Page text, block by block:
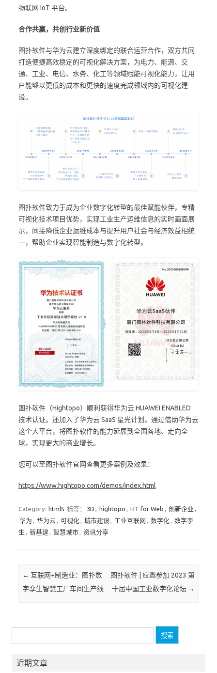
物联网 IoT 平台。
合作共赢，共创行业新价值
图扑软件与华为云建立深度绑定的联合运营合作，双方共同
打造便捷高效稳定的可视化解决方案，为电力、能源、交
通、工业、电信、水务、化工等领域赋能可视化能力，让用
户能够以更低的成本和更快的速度完成领域内的可视化建
设。
图扑软件致力于成为企业数字化转型的最佳赋能伙伴，专精
可视化技术项目优势，实现工业生产运维信息的实时画面展
示，间接降低企业运维成本与提升用户社会与经济效益相统
一，帮助企业实现智能制造与数字化转型。
图扑软件（Hightopo）顺利获得华为云 HUAWEI ENABLED
技术认证。还加入了华为云 SaaS 星光计划。通过借助华为云
这个大平台，将图扑软件的能力延展到全国各地、走向全
球，实现更大的商业增长。
您可以至图扑软件官网查看更多案例及效果：
https://www.hightopo.com/demos/index.html
Category: html5 标签： 3D , hightopo , HT for Web , 创新企业 ,
华为 , 华为云, 可视化, 城市建设, 工业互联网 , 数字化, 数字孪
生 , 新基建, 智慧城市, 资讯分享
Post navigation
← 互联网+制造业：图扑数
字孪生智慧工厂车间生产线
图扑软件 | 应邀参加 2023 第
十届中国工业数字化论坛 →
索：
近期文章